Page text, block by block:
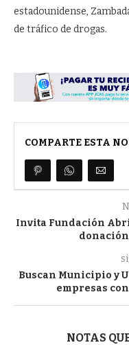
estadounidense,
de tráfico de drogas.
COMPARTE ESTA
Invita Fundación
Buscan Municipio y
empresas
NOTAS